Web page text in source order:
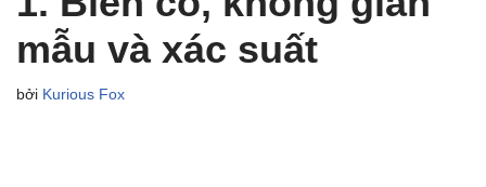
mẫu và xác suất
bởi Kurious Fox